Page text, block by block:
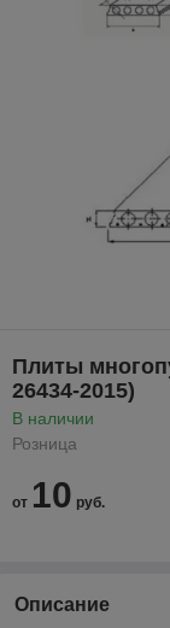
Плиты
26434-2015)
В наличии
Розница
от 10 руб.
Описание